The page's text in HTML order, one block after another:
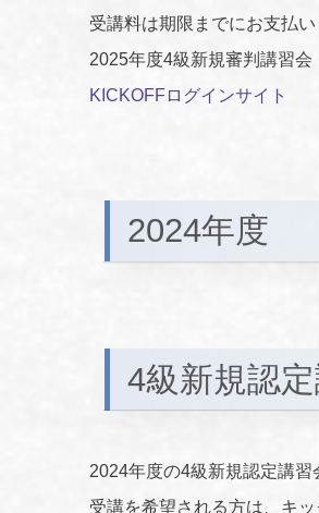
受講料は期限までにお支払
2025年度4級新規審判講習
KICKOFFログインサイト
2024年度
4級新規認
2024年度の4級新規認定講習
受講を希望される方は、キ